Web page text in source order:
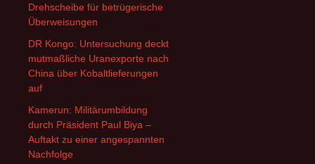
Drehscheibe für betrügerische
Überweisungen
DR Kongo: Untersuchung deckt
mutmaßliche Uranexporte nach
China über Kobaltlieferungen
auf
Kamerun: Militärumbildung
durch Präsident Paul Biya –
Auftakt zu einer angespannten
Nachfolge